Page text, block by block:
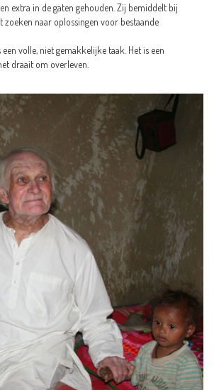
extra in de gaten gehouden. Zij bemiddelt bij
naar oplossingen voor bestaande
volle, niet gemakkelijke taak. Het is een
draait om overleven.